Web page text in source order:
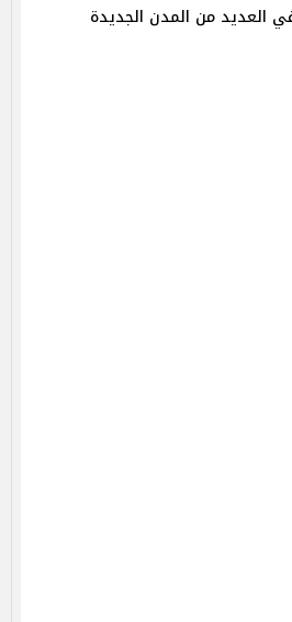
العديد من المدن الجديدة